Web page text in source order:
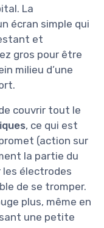
La
écran simple qui
et
gros pour être
milieu d’une
couvrir tout le
, ce qui est
(action sur
la partie du
les électrodes
de se tromper.
plus, même en
une petite